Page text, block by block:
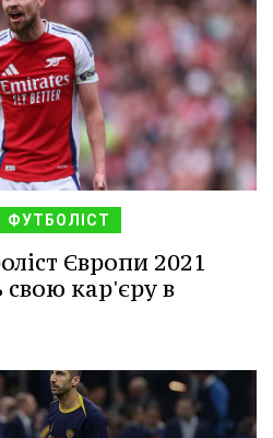
ФУТБОЛІСТ
Європи 2021
кар'єру в